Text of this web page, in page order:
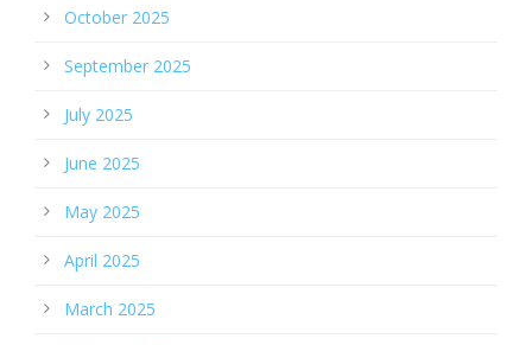
October 2025
September 2025
July 2025
June 2025
May 2025
April 2025
March 2025